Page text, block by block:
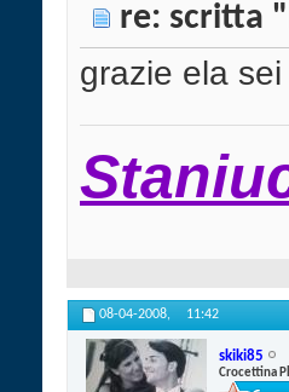
re: scritta
grazie ela
08-04-2008, 11:42
skiki85
Crocettina